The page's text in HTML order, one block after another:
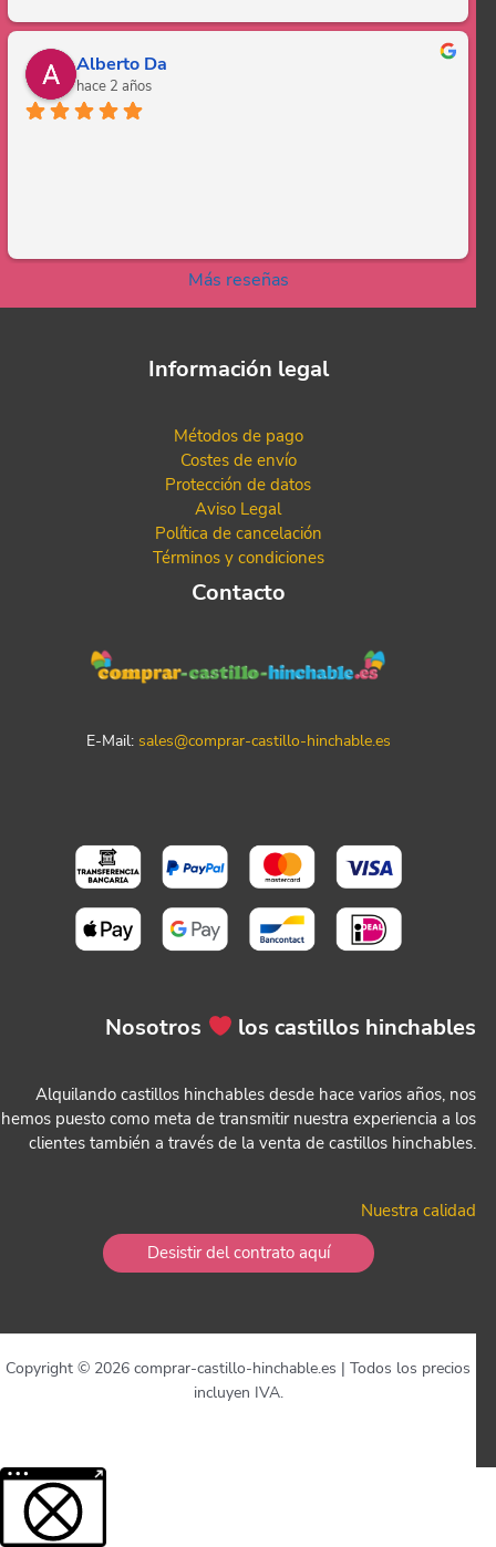
Alberto Da
hace 2 años
Más reseñas
Información legal
Métodos de pago
Costes de envío
Protección de datos
Aviso Legal
Política de cancelación
Términos y condiciones
Contacto
E-Mail: sales@comprar-castillo-hinchable.es
Nosotros los castillos hinchables
Alquilando castillos hinchables desde hace varios años, nos
hemos puesto como meta de transmitir nuestra experiencia a los
clientes también a través de la venta de castillos hinchables.
Nuestra calidad
Desistir del contrato aquí
Copyright © 2026 comprar-castillo-hinchable.es | Todos los precios
incluyen IVA.
Más información sobre el contenido bloqueado.